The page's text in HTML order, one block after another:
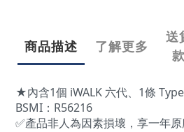
商品描述 了解更多
送
★內含1個 iWALK 六代、1條
BSMI：R56216
✅產品非人為因素損壞，享一年